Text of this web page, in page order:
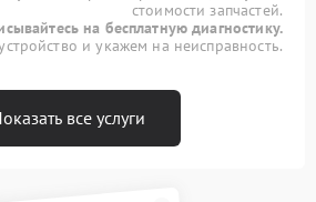
стоимости запчастей.
на бесплатную диагностику.
и укажем на неисправность.
все услуги